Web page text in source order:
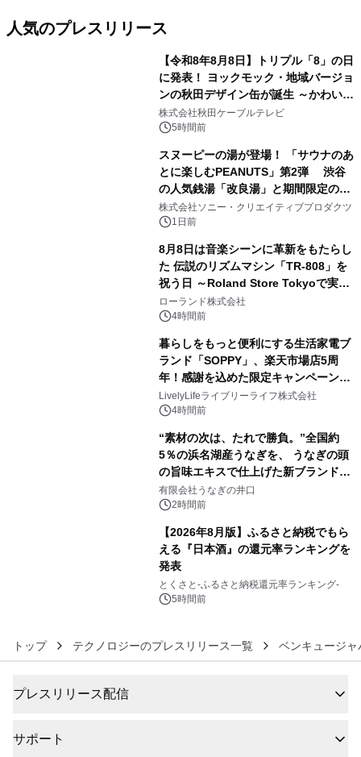
人気のプレスリリース
【令和8年8月8日】トリプル「8」の日
に発表！ ヨックモック・地域バージョ
ンの秋田デザイン缶が誕生 ～かわいい
秋田犬の子犬と秋田の四季と名所を巡
るパッケージ～ 9月1日(火)秋田県内で
株式会社秋田ケーブルテレビ
5時間前
スヌーピーの湯が登場！ 「サウナのあ
とに楽しむPEANUTS」第2弾 渋谷
の人気銭湯「改良湯」と期間限定のコ
ラボレーション サウナイキタイコラ
ボグッズも発売決定！
株式会社ソニー・クリエイティブプロダクツ
1日前
8月8日は音楽シーンに革新をもたらし
た 伝説のリズムマシン「TR-808」を
祝う日 ～Roland Store Tokyoで実機
を展示しての 記念キャンペーンを開
催 英国ラジオ「NTS」の 特別プログ
ラムや、「TR-808」を愛する伝説的
アーティストを フィーチャーしたアニ
メーションを公開～
ローランド株式会社
4時間前
暮らしをもっと便利にする生活家電ブ
ランド「SOPPY」、楽天市場店5周
年！感謝を込めた限定キャンペーンを
8月10日より開催
LivelyLifeライブリーライフ株式会社
4時間前
“素材の次は、たれで勝負。”全国約
5％の浜名湖産うなぎを、 うなぎの頭
の旨味エキスで仕上げた新ブランド
「井口の誉」誕生
有限会社うなぎの井口
2時間前
【2026年8月版】ふるさと納税でもら
える『日本酒』の還元率ランキングを
発表
とくさと-ふるさと納税還元率ランキング-
5時間前
トップ テクノロジーのプレスリリース一覧 ベンキュージ
プレスリリース配信
サポート